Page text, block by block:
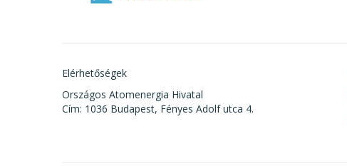
Elérhetőségek
Országos Atomenergia Hivatal
Cím: 1036 Budapest, Fényes Adolf utca 4.